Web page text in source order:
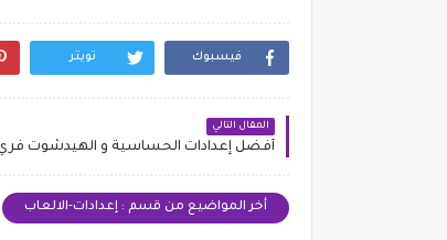
فيسبوك تويتر
المقال التالي
أخر المواضيع من قسم : إعدادات-الالعاب